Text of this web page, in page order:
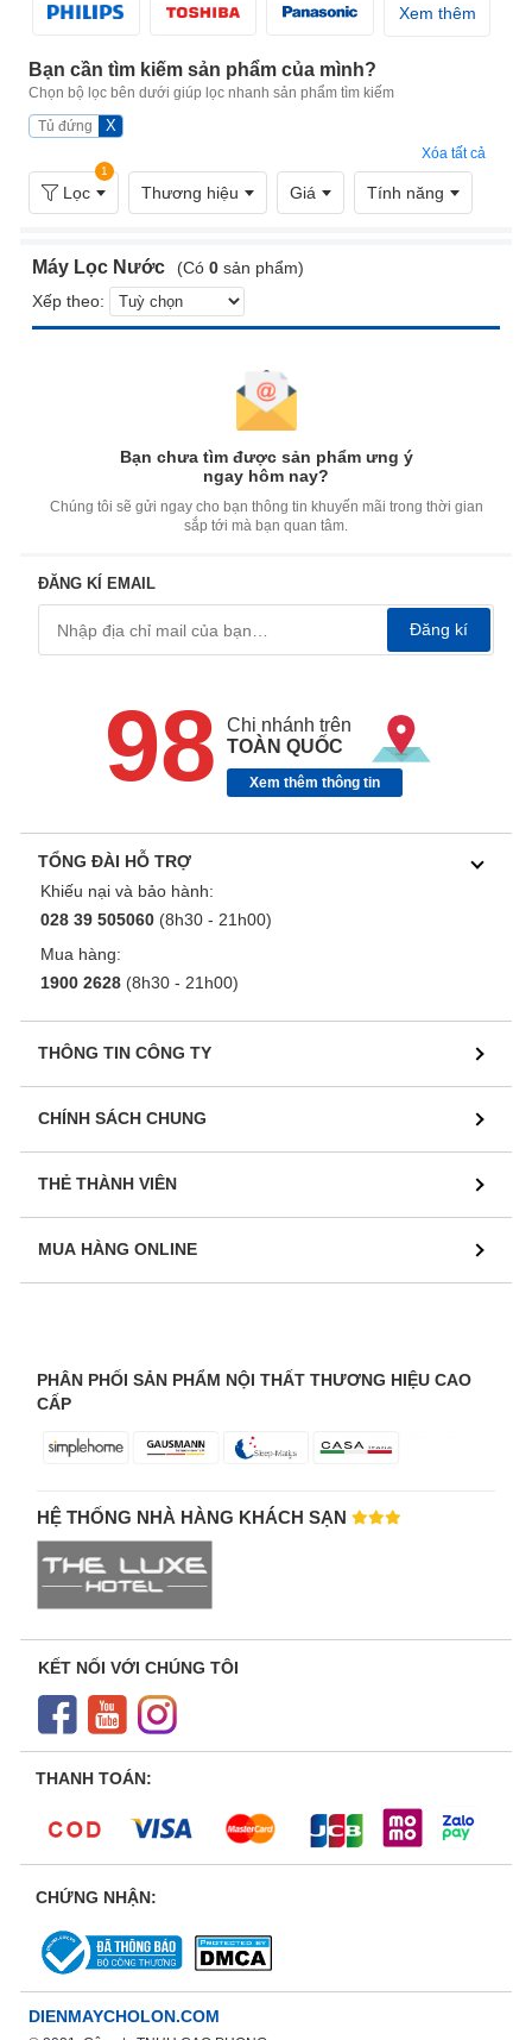
Xem thêm
Bạn cần tìm kiếm sản phẩm của mình?
Chọn bộ lọc bên dưới giúp lọc nhanh sản phẩm tìm kiếm
Tủ đứng
X
Xóa tất cả
1
Lọc Thương hiệu Giá Tính năng
Máy Lọc Nước (Có 0 sản phẩm)
Xếp theo:
Bạn chưa tìm được sản phẩm ưng ý
ngay hôm nay?
Chúng tôi sẽ gửi ngay cho bạn thông tin khuyến mãi trong thời gian
sắp tới mà bạn quan tâm.
ĐĂNG KÍ EMAIL
Đăng kí
98
Chi nhánh trên
TOÀN QUỐC
Xem thêm thông tin
TỔNG ĐÀI HỖ TRỢ
Khiếu nại và bảo hành:
028 39 505060 (8h30 - 21h00)
Mua hàng:
1900 2628 (8h30 - 21h00)
THÔNG TIN CÔNG TY
CHÍNH SÁCH CHUNG
THẺ THÀNH VIÊN
MUA HÀNG ONLINE
PHÂN PHỐI SẢN PHẨM NỘI THẤT THƯƠNG HIỆU CAO
CẤP
HỆ THỐNG NHÀ HÀNG KHÁCH SẠN
KẾT NỐI VỚI CHÚNG TÔI
THANH TOÁN:
CHỨNG NHẬN:
DIENMAYCHOLON.COM